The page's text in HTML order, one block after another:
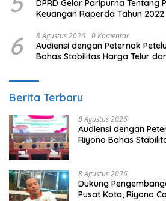
DPRD Gelar Paripurna Tentang
Keuangan Raperda Tahun 2022
6 8 Agustus 2026 0 Komentar
Audiensi dengan Peternak
Bahas Stabilitas Harga Telur
Berita Terbaru
8 Agustus 2026
Audiensi dengan
Riyono Bahas
8 Agustus 2026
Dukung
Pusat Kota, Riyono